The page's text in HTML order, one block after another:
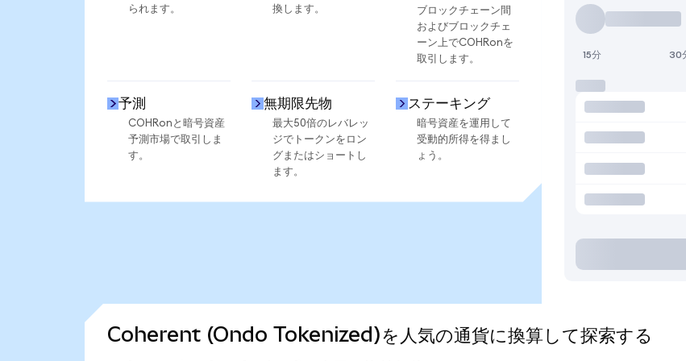
られます。
換します。
ブロックチェーン間
およびブロックチェ
ーン上でCOHRonを
取引します。
予測
COHRonと暗号資産
予測市場で取引しま
す。
無期限先物
最大50倍のレバレッ
ジでトークンをロン
グまたはショートし
ます。
ステーキング
暗号資産を運用して
受動的所得を得まし
ょう。
15分 30
Coherent (Ondo Tokenized)を人気の通貨に換算して探索する